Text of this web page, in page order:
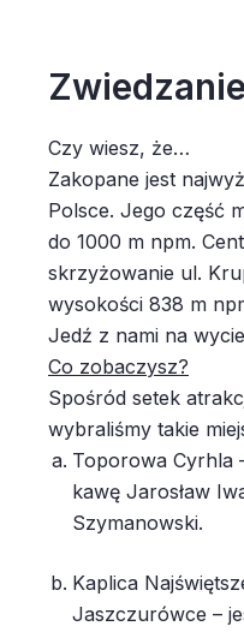
Czy wiesz, że…
Zakopane jest
Polsce. Jego część
do 1000 m npm.
skrzyżowanie ul.
wysokości 838 m
Jedź z nami na
Co zobaczysz?
Spośród setek
wybraliśmy takie
Toporowa Cyrhla
kawę Jarosław
Szymanowski.
Kaplica
Jaszczurówce –